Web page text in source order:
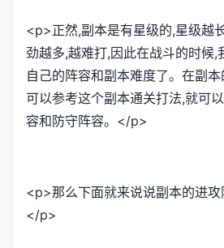
<p>正然,副本是有星级的,星级越
劲越多,越难打,因此在战斗的时候,
自己的阵容和副本难度了。在副
可以参考这个副本通关打法,就可
容和防守阵容。</p>
<p>那么下面就来说说副本的进攻
</p>